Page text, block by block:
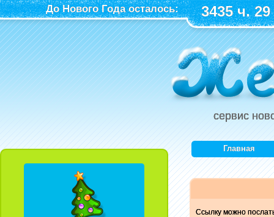
До Нового Года осталось: 3435 ч.
сервис
Главная
Ссылку можно